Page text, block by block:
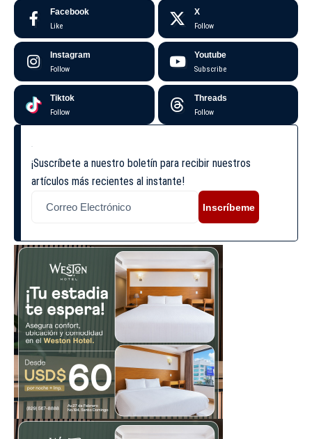
Facebook
Like
X
Follow
Instagram
Follow
Youtube
Subscribe
Tiktok
Follow
Threads
Follow
¡Suscríbete a nuestro boletín para recibir nuestros
artículos más recientes al instante!
Inscríbeme